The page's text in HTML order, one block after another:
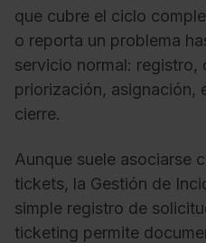
que cubre el ciclo
o reporta un problema
servicio normal: registro,
priorización, asignación,
cierre.
Aunque suele asociarse
tickets, la Gestión de
simple registro de
ticketing permite